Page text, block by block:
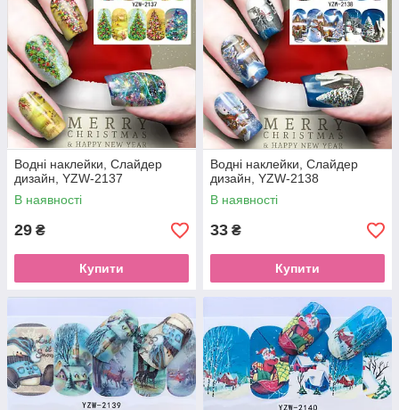
Водні наклейки, Слайдер
дизайн, YZW-2137
В наявності
29 ₴
Купити
Водні наклейки, Слайдер
дизайн, YZW-2138
В наявності
33 ₴
Купити